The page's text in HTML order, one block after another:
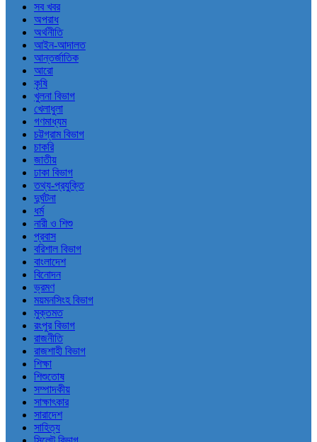
সব খবর
অপরাধ
অর্থনীতি
আইন-আদালত
আন্তর্জাতিক
আরো
কৃষি
খুলনা বিভাগ
খেলাধুলা
গণমাধ্যম
চট্টগ্রাম বিভাগ
চাকরি
জাতীয়
ঢাকা বিভাগ
তথ্য-প্রযুক্তি
দুর্ঘটনা
ধর্ম
নারী ও শিশু
প্রবাস
বরিশাল বিভাগ
বাংলাদেশ
বিনোদন
ভ্রমণ
ময়মনসিংহ বিভাগ
মুক্তমত
রংপুর বিভাগ
রাজনীতি
রাজশাহী বিভাগ
শিক্ষা
শিশুতোষ
সম্পাদকীয়
সাক্ষাৎকার
সারাদেশ
সাহিত্য